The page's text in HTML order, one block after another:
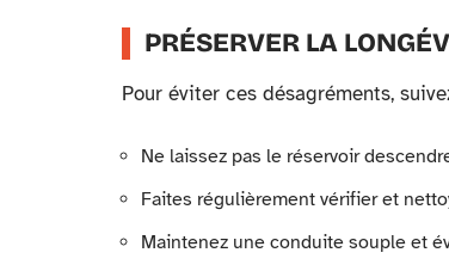
PRÉSERVER LA
Pour éviter ces désagréments,
Ne laissez pas le réservoir
Faites régulièrement vérifier et
Maintenez une conduite souple et